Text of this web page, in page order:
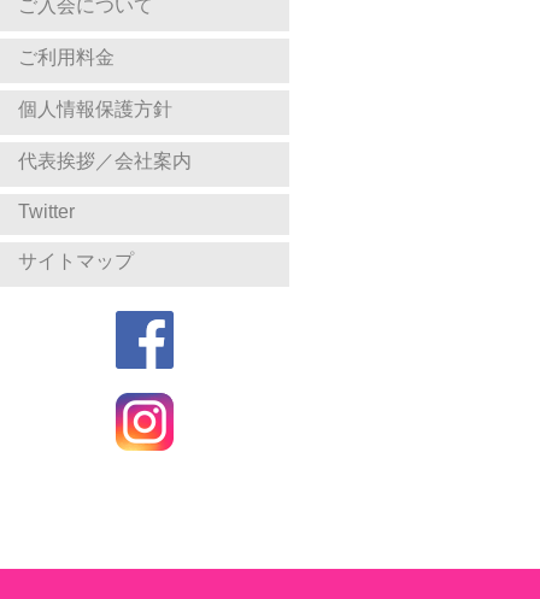
ご入会について
ご利用料金
個人情報保護方針
代表挨拶／会社案内
Twitter
サイトマップ